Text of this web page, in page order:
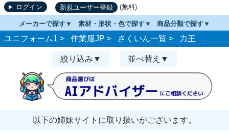
ログイン 新規ユーザー登録 (無料)
メーカーで探す 素材・形状・色で探す 商品分類で探す
ユニフォーム1 > 作業服JP > さくいん一覧 > 力王
絞り込み 並べ替え
以下の姉妹サイトに取り扱いがございます。